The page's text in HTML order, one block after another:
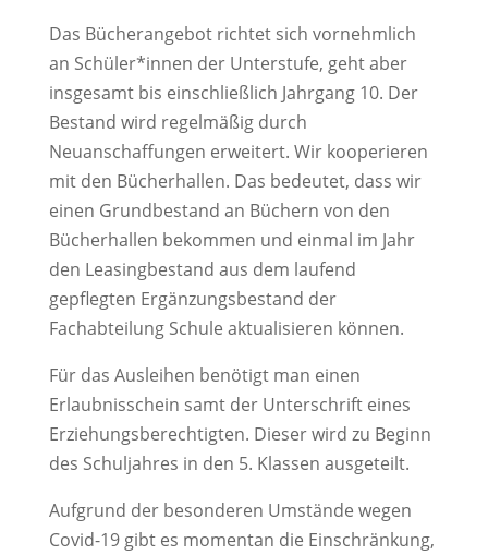
Das Bücherangebot richtet sich vornehmlich
an Schüler*innen der Unterstufe, geht aber
insgesamt bis einschließlich Jahrgang 10. Der
Bestand wird regelmäßig durch
Neuanschaffungen erweitert. Wir kooperieren
mit den Bücherhallen. Das bedeutet, dass wir
einen Grundbestand an Büchern von den
Bücherhallen bekommen und einmal im Jahr
den Leasingbestand aus dem laufend
gepflegten Ergänzungsbestand der
Fachabteilung Schule aktualisieren können.
Für das Ausleihen benötigt man einen
Erlaubnisschein samt der Unterschrift eines
Erziehungsberechtigten. Dieser wird zu Beginn
des Schuljahres in den 5. Klassen ausgeteilt.
Aufgrund der besonderen Umstände wegen
Covid-19 gibt es momentan die Einschränkung,